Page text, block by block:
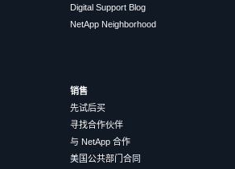
Digital Support Blog
NetApp Neighborhood
销售
先试后买
寻找合作伙伴
与 NetApp 合作
美国公共部门合同